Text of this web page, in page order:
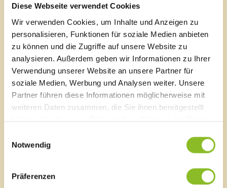
Diese Webseite verwendet Cookies
Wir verwenden Cookies, um Inhalte und Anzeigen zu
personalisieren, Funktionen für soziale Medien anbieten
zu können und die Zugriffe auf unsere Website zu
analysieren. Außerdem geben wir Informationen zu Ihrer
Verwendung unserer Website an unsere Partner für
soziale Medien, Werbung und Analysen weiter. Unsere
Partner führen diese Informationen möglicherweise mit
weiteren Daten zusammen, die Sie ihnen bereitgestellt
haben oder die sie im Rahmen Ihrer Nutzung der Dienste
Notwendig
Präferenzen
familieplus
Familienlotsinnen
Familienimpulse
Familienhilfe
Familienzuschuss
Familienpass
Tagesbetreuung für Senioren
Seniorenverbindungen
Tagesmütter
Babysitter-Dienst
Aktion Heugabel
Donnerstag, 16. Mai 2024
Donnerstag, 06. Juni 2024
Marktgemeinde Frastanz
Sägenplatz 1
A-6820 Frastanz, Österreich
Lageplan
E-Mail an das Gemeindeamt